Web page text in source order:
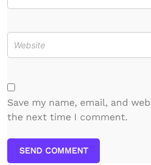
Save my name, email, and
the next time I comment.
SEND COMMENT